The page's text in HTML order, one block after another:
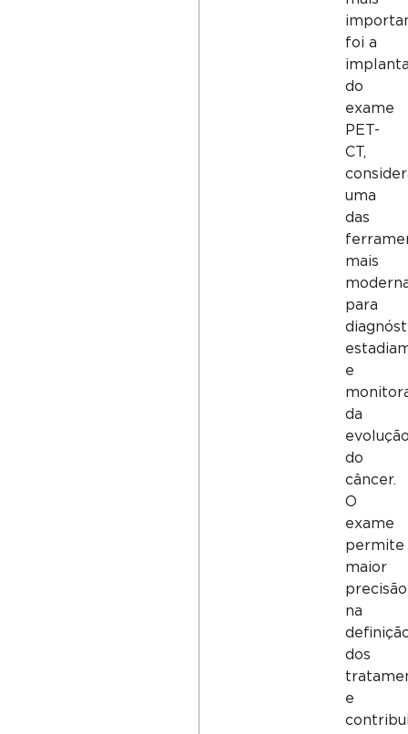
foi a
do
exame
PET-
CT,
uma
das
mais
para
e
da
do
câncer.
O
exame
permite
maior
precisão
na
dos
e